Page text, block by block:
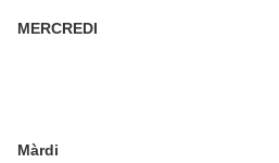
MERCREDI
Màrdi